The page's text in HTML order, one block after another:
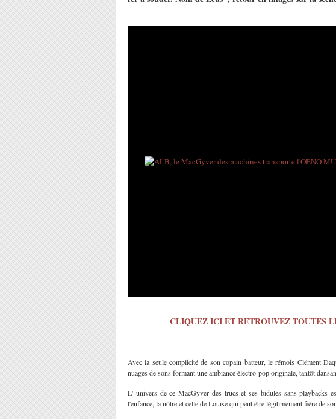
CLIQUEZ ICI ET RETROUVEZ TOUTES
Avec la seule complicité de son copain batteur, le rémois Clément
nuages de sons formant une ambiance électro-pop originale, tantôt
L' univers de ce MacGyver des trucs et ses bidules sans playbacks
l'enfance, la nôtre et celle de Louise qui peut être légitimement fière de